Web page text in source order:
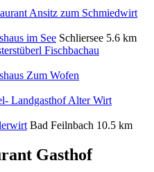
Ansitz zum Schmiedwirt
im See Schliersee 5.6 km
Fischbachau
Zum Wofen
Landgasthof Alter Wirt
Bad Feilnbach 10.5 km
Gasthof